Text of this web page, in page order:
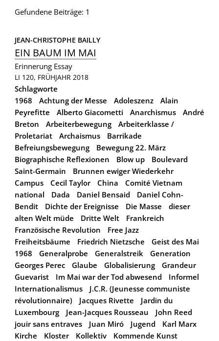
Gefundene Beiträge: 1
JEAN-CHRISTOPHE BAILLY
EIN BAUM IM MAI
Erinnerung Essay
LI 120, FRÜHJAHR 2018
Schlagworte
1968
Achtung der Messe Adoleszenz
Alain
Peyrefitte
Alberto Giacometti Anarchismus
André
Breton
Arbeiterbewegung
Arbeiterklasse /
Proletariat
Archaismus
Barrikade
Befreiungsbewegung
Bewegung 22. März
Biographische Reflexionen
Blow up
Boulevard
Saint-Germain
Brunnen ewiger Wiederkehr
Campus
Cecil Taylor China
Comité Vietnam
national
Dada Daniel Bensaid
Daniel Cohn-
Bendit
Dichte der Ereignisse Die Masse
dieser
alten Welt müde
Dritte Welt
Frankreich
Französische Revolution
Free Jazz
Freiheitsbäume
Friedrich Nietzsche
Geist des Mai
1968
Generalprobe Generalstreik
Generation
Georges Perec
Glaube Globalisierung
Grandeur
Guevarist
Im Mai war der Tod abwesend
Informel
Internationalismus
J.C.R. (Jeunesse communiste
révolutionnaire)
Jacques Rivette
Jardin du
Luxembourg
Jean-Jacques Rousseau
John Reed
jouir sans entraves
Juan Miró Jugend
Karl Marx
Kirche
Kloster Kollektiv
Kommende Kunst